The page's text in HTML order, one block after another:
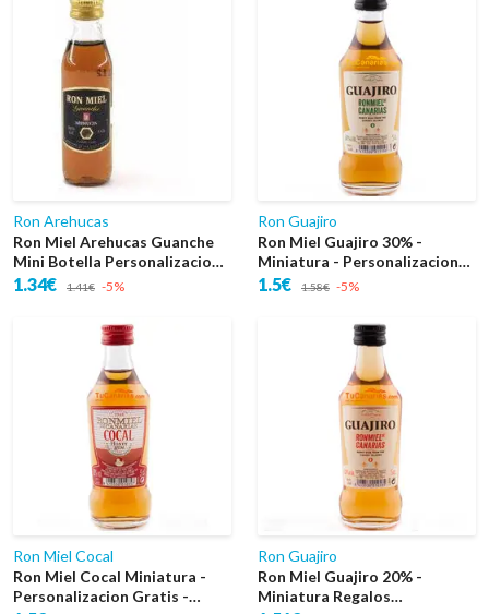
Ron Arehucas
Ron Miel Arehucas Guanche
Mini Botella Personalizacion
Gratis
1.34€ 1.41€ -5%
Ron Guajiro
Ron Miel Guajiro 30% -
Miniatura - Personalizacion
Gratis - Bodas
1.5€ 1.58€ -5%
Ron Miel Cocal
Ron Miel Cocal Miniatura -
Personalizacion Gratis -
Ron Guajiro
Ron Miel Guajiro 20% -
Miniatura Regalos